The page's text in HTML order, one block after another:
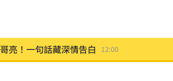
白」 蔣萬安回應了 11:59